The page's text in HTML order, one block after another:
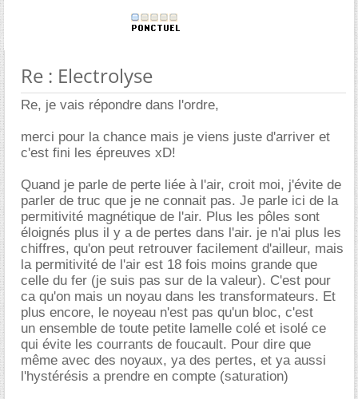
Re : Electrolyse
Re, je vais répondre dans l'ordre,
merci pour la chance mais je viens juste d'arriver et
c'est fini les épreuves xD!
Quand je parle de perte liée à l'air, croit moi, j'évite de
parler de truc que je ne connait pas. Je parle ici de la
permitivité magnétique de l'air. Plus les pôles sont
éloignés plus il y a de pertes dans l'air. je n'ai plus les
chiffres, qu'on peut retrouver facilement d'ailleur, mais
la permitivité de l'air est 18 fois moins grande que
celle du fer (je suis pas sur de la valeur). C'est pour
ca qu'on mais un noyau dans les transformateurs. Et
plus encore, le noyeau n'est pas qu'un bloc, c'est
un ensemble de toute petite lamelle colé et isolé ce
qui évite les courrants de foucault. Pour dire que
même avec des noyaux, ya des pertes, et ya aussi
l'hystérésis a prendre en compte (saturation)